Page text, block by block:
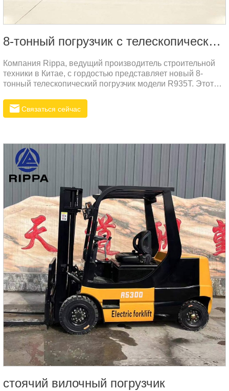
8-тонный погрузчик с телескопической стрелой
Компания Rippa, ведущий производитель строительной
техники в Китае, с гордостью представляет новый 8-
тонный телескопический погрузчик модели R935T. Этот
выполнения широкого спектра задач, от строительных до
сельскохозяйственных. Сочетая высокую
станет надёжным помощником для вашего бизнеса.
Связаться сейчас
стоячий вилочный погрузчик